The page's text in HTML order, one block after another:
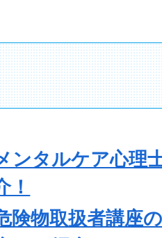
ンタルケア心理
！
険物取扱者講座